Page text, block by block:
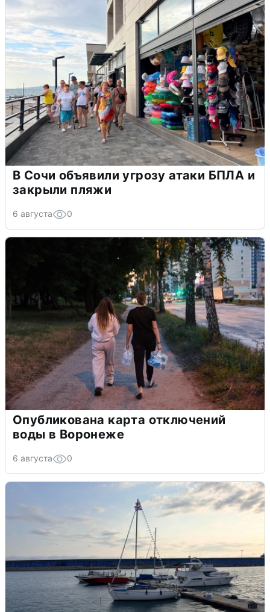
В Сочи объявили угрозу атаки БПЛА и
закрыли пляжи
6 августа 0
Опубликована карта отключений
воды в Воронеже
6 августа 0